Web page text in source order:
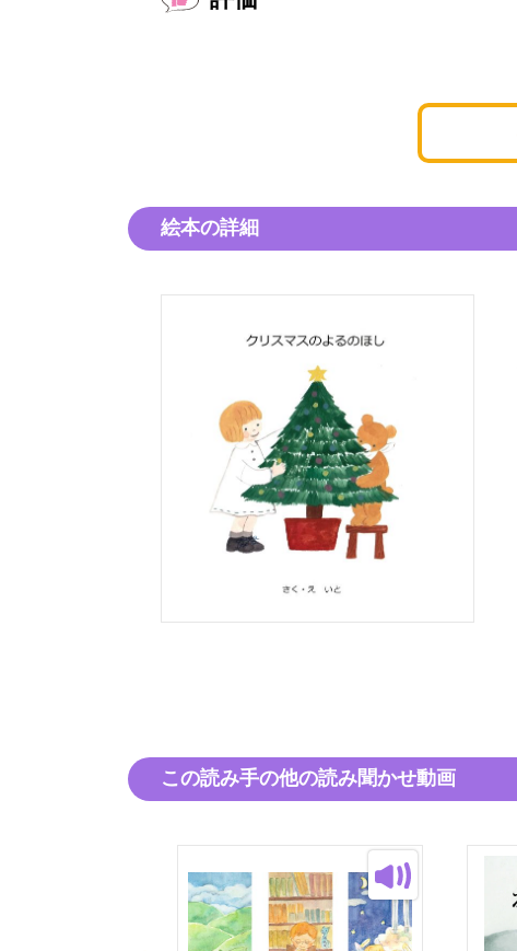
絵本の詳細
この読み手の他の読み聞かせ動画